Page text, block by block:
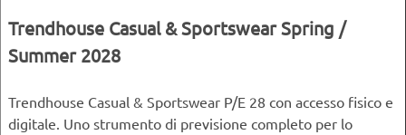
Trendhouse Casual & Sportswear Spring /
Summer 2028
Trendhouse Casual & Sportswear P/E 28 con accesso fisico e
digitale. Uno strumento di previsione completo per lo